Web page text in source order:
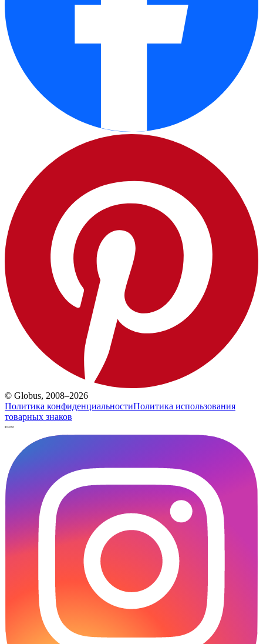
© Globus, 2008–2026
Политика конфиденциальностиПолитика использования
товарных знаков